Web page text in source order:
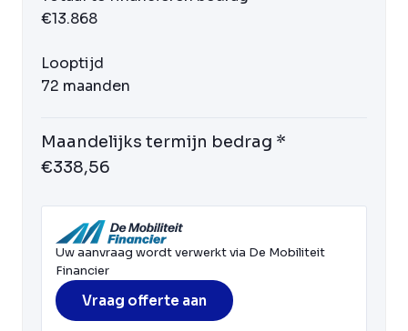
€13.868
Looptijd
72 maanden
Maandelijks termijn bedrag *
€338,56
Uw aanvraag wordt verwerkt via De Mobiliteit
Financier
Vraag offerte aan